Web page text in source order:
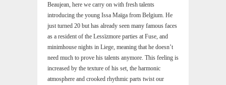
Beaujean, here we carry on with fresh talents
introducing the young Issa Maïga from Belgium. He
just turned 20 but has already seen many famous faces
as a resident of the Lessïzmore parties at Fuse, and
minimhouse nights in Liege, meaning that he doesn’t
need much to prove his talents anymore. This feeling is
increased by the texture of his set, the harmonic
atmosphere and crooked rhythmic parts twist our